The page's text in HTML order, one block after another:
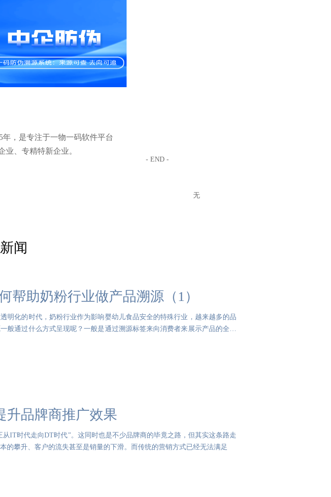
，是专注于一物一码软件平台
、专精特新企业。
- END -
无
闻
帮助奶粉行业做产品溯源（1）
明化的时代，奶粉行业作为影响婴幼儿食品安全的特殊行业，越来越多的品
般通过什么方式呈现呢？一般是通过溯源标签来向消费者来展示产品的全流
升品牌商推广效果
IT时代走向DT时代”。这同时也是不少品牌商的毕竟之路，但其实这条路走
的攀升、客户的流失甚至是销量的下滑。而传统的营销方式已经无法满足